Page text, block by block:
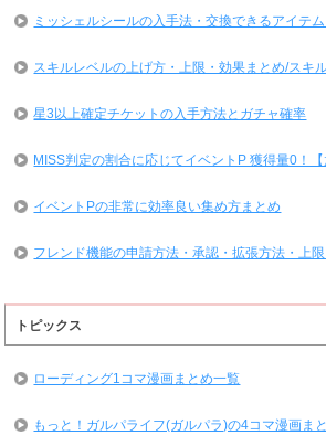
ミッシェルシールの入手法・交換できるアイテ
スキルレベルの上げ方・上限・効果まとめ/スキ
星3以上確定チケットの入手方法とガチャ確率
MISS判定の割合に応じてイベントP 獲得量0！【
イベントPの非常に効率良い集め方まとめ
フレンド機能の申請方法・承認・拡張方法・上
トピックス
ローディング1コマ漫画まとめ一覧
もっと！ガルパライフ(ガルパラ)の4コマ漫画ま